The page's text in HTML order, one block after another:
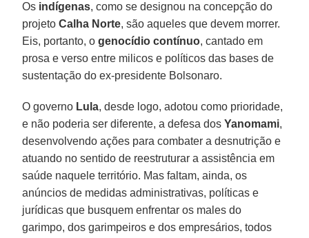
Os indígenas, como se designou na concepção do
projetoCalha Norte, são aqueles que devem morrer.
Eis, portanto, ogenocídio contínuo, cantado em
prosa e verso entre milicos e políticos das bases de
sustentação do ex-presidente Bolsonaro.
O governo Lula, desde logo, adotou como prioridade,
e não poderia ser diferente, a defesa dosYanomami,
desenvolvendo ações para combater a desnutrição e
atuando no sentido de reestruturar a assistência em
saúde naquele território. Mas faltam, ainda, os
anúncios de medidas administrativas, políticas e
jurídicas que busquem enfrentar os males do
garimpo, dos garimpeiros e dos empresários, todos